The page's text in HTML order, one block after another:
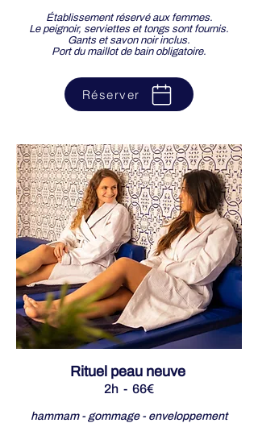
Établissement réservé aux femmes.
Le peignoir, serviettes et tongs sont fournis.
Gants et savon noir inclus.
Port du maillot de bain obligatoire.
Réserver
Rituel peau neuve
2h - 66€
hammam - gommage - enveloppement